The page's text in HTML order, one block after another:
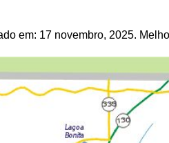
em: 17 novembro, 2025.